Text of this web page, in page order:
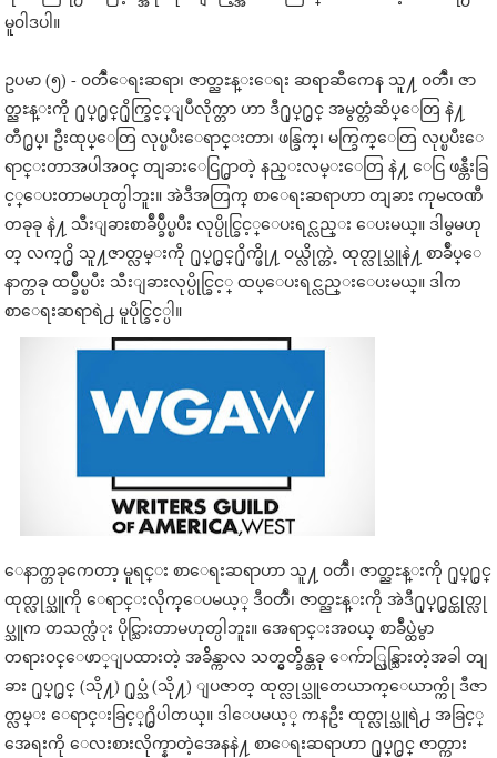
မူ၀ါဒပါ။
ဥပမာ (၅) - ၀တၳဳေရးဆရာ၊ ဇာတ္ညႊန္းေရး ဆရာဆီကေန သူ႔ ၀တၳဳ၊ ဇာ
တ္ညႊန္းကို ႐ုပ္႐ွင္႐ိုက္ခြင့္ျပဳလိုက္တာ ဟာ ဒီ႐ုပ္႐ွင္ အမွတ္တံဆိပ္ေတြ နဲ႔
တီ႐ွပ္၊ ဦးထုပ္ေတြ လုပ္ၿပီးေရာင္းတာ၊ ဖန္ခြက္၊ မက္ခြက္ေတြ လုပ္ၿပီးေ
ရာင္းတာအပါအ၀င္ တျခားေငြ႐ွာတဲ့ နည္းလမ္းေတြ နဲ႔ ေငြ ဖန္တီးခြ
င့္ေပးတာမဟုတ္ပါဘူး။ အဲဒီအတြက္ စာေရးဆရာဟာ တျခား ကုမၸဏီ
တခုခု နဲ႔ သီးျခားစာခ်ဳပ္ခ်ဳပ္ၿပီး လုပ္ပိုင္ခြင့္ေပးရင္လည္း ေပးမယ္။ ဒါမွမဟု
တ္ လက္႐ွိ သူ႔ဇာတ္လမ္းကို ႐ုပ္႐ွင္႐ိုက္ဖို႔ ၀ယ္လိုက္တဲ့ ထုတ္လုပ္သူနဲ႔ စာခ်ဳပ္ေ
နာက္တခု ထပ္ခ်ဳပ္ၿပီး သီးျခားလုပ္ပိုင္ခြင့္ ထပ္ေပးရင္လည္းေပးမယ္။ ဒါက
စာေရးဆရာရဲ႕ မူပိုင္ခြင့္ပါ။
ေနာက္တခုကေတာ့ မူရင္း စာေရးဆရာဟာ သူ႔ ၀တၳဳ၊ ဇာတ္ညႊန္းကို ႐ုပ္႐ွင္
ထုတ္လုပ္သူကို ေရာင္းလိုက္ေပမယ့္ ဒီ၀တၳဳ၊ ဇာတ္ညႊန္းကို အဲဒီ႐ုပ္႐ွင္ထုတ္လု
ပ္သူက တသက္လံုး ပိုင္သြားတာမဟုတ္ပါဘူး။ အေရာင္းအ၀ယ္ စာခ်ဳပ္ထဲမွာ
တရား၀င္ေဖာ္ျပထားတဲ့ အခ်ိန္ကာလ သတ္မွတ္ခ်ိန္တခု ေက်ာ္လြန္သြားတဲ့အခါ တျ
ခား ႐ုပ္႐ွင္ (သို႔) ႐ုပ္သံ (သို႔) ျပဇာတ္ ထုတ္လုပ္သူတေယာက္ေယာက္ကို ဒီဇာ
တ္လမ္း ေရာင္းခြင့္႐ွိပါတယ္။ ဒါေပမယ့္ ကနဦး ထုတ္လုပ္သူရဲ႕ အခြင့္
အေရးကို ေလးစားလိုက္နာတဲ့အေနနဲ႔ စာေရးဆရာဟာ ႐ုပ္႐ွင္ ဇာတ္ကား